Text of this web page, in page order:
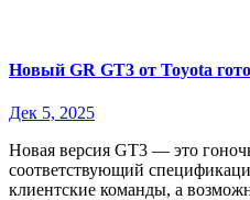
Новый GR GT3 от Toyota
Дек 5, 2025
Новая версия GT3 — это гоночный автомобиль,
соответствующий
клиентские команды, а